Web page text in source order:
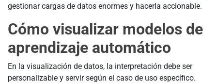
gestionar cargas de datos enormes y hacerla accionable.
Cómo visualizar modelos de
aprendizaje automático
En la visualización de datos, la interpretación debe ser
personalizable y servir según el caso de uso específico.